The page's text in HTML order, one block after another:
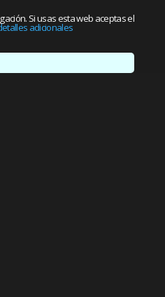
Si usas esta web aceptas el
adicionales